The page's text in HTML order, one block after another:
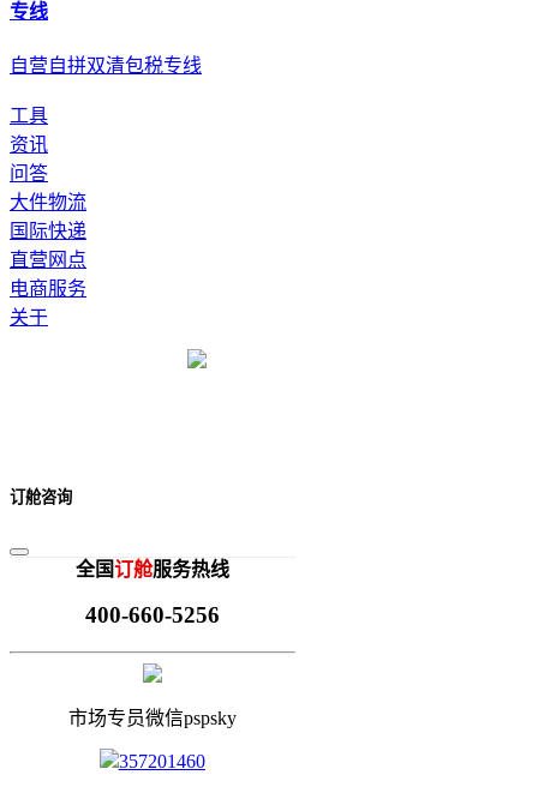
专线
自营自拼双清包税专线
工具
资讯
问答
大件物流
国际快递
直营网点
电商服务
关于
订舱咨询
全国订舱服务热线
400-660-5256
市场专员微信pspsky
357201460